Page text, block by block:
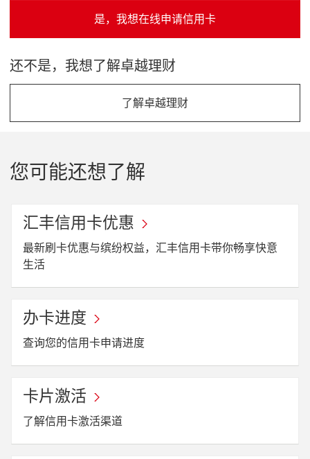
是，我想在线申请信用卡
还不是，我想了解卓越理财
了解卓越理财
您可能还想了解
汇丰信用卡优惠
最新刷卡优惠与缤纷权益，汇丰信用卡带你畅享快意
生活
办卡进度
查询您的信用卡申请进度
卡片激活
了解信用卡激活渠道